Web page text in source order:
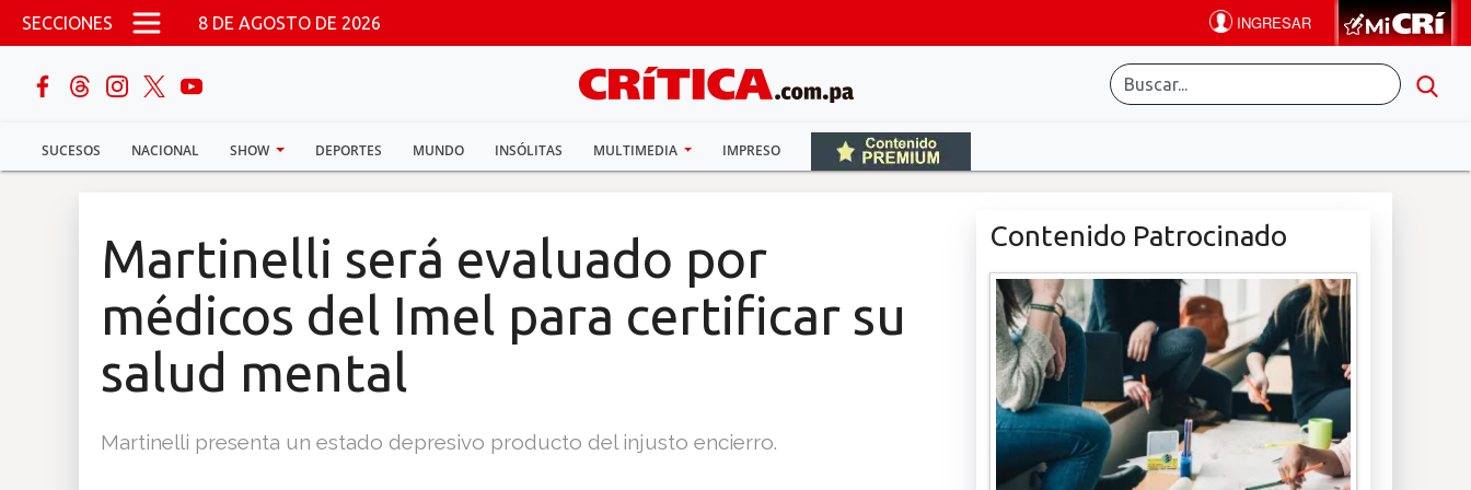
Pasar al contenido principal
SECCIONES 8 DE AGOSTO DE 2026
SUCESOS NACIONAL SHOW DEPORTES MUNDO INSÓLITAS MULTIMEDIA IMPRESO
buscar
Sucesos
Martinelli será evaluado por
médicos del Imel para certificar su
salud mental
Martinelli presenta un estado depresivo producto del injusto encierro.
Contenido Patrocinado